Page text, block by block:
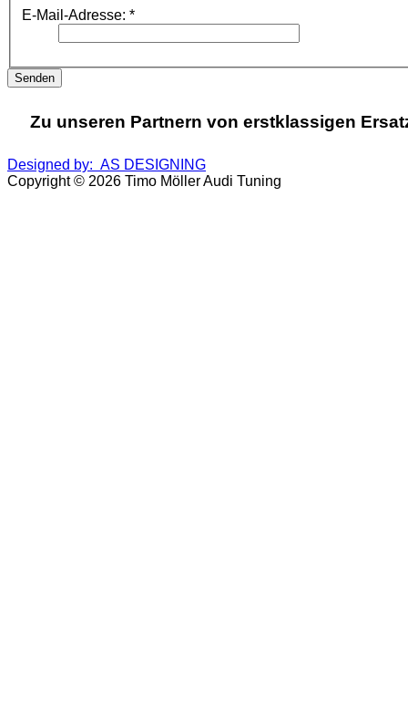
E-Mail-Adresse: *
Senden
Zu unseren Partnern von erstklassigen
Designed by: AS DESIGNING
Copyright © 2026 Timo Möller Audi Tuning